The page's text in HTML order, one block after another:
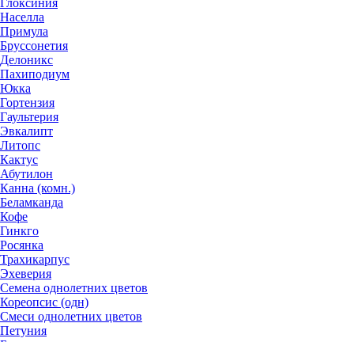
Глоксиния
Населла
Примула
Бруссонетия
Делоникс
Пахиподиум
Юкка
Гортензия
Гаультерия
Эвкалипт
Литопс
Кактус
Абутилон
Канна (комн.)
Беламканда
Кофе
Гинкго
Росянка
Трахикарпус
Эхеверия
Семена однолетних цветов
Кореопсис (одн)
Смеси однолетних цветов
Петуния